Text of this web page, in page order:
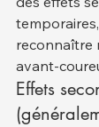
reconnaître
avant-
Effets